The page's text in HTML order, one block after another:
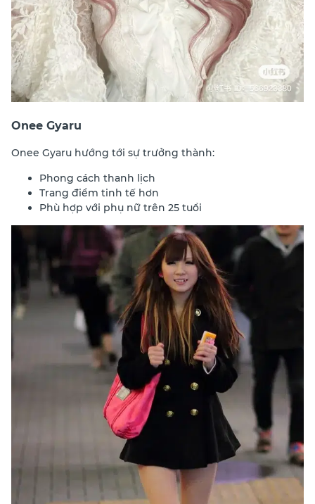
Onee Gyaru
Onee Gyaru hướng tới sự trưởng thành:
Phong cách thanh lịch
Trang điểm tinh tế hơn
Phù hợp với phụ nữ trên 25 tuổi